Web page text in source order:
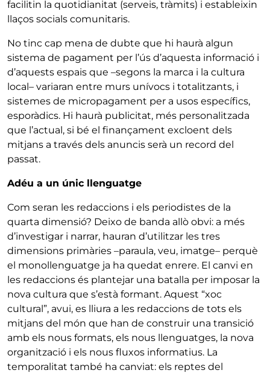
facilitin la quotidianitat (serveis, tràmits) i estableixin
llaços socials comunitaris.
No tinc cap mena de dubte que hi haurà algun
sistema de pagament per l’ús d’aquesta informació i
d’aquests espais que –segons la marca i la cultura
local– variaran entre murs unívocs i totalitzants, i
sistemes de micropagament per a usos específics,
esporàdics. Hi haurà publicitat, més personalitzada
que l’actual, si bé el finançament excloent dels
mitjans a través dels anuncis serà un record del
passat.
Adéu a un únic llenguatge
Com seran les redaccions i els periodistes de la
quarta dimensió? Deixo de banda allò obvi: a més
d’investigar i narrar, hauran d’utilitzar les tres
dimensions primàries –paraula, veu, imatge– perquè
el monollenguatge ja ha quedat enrere. El canvi en
les redaccions és plantejar una batalla per imposar la
nova cultura que s’està formant. Aquest “xoc
cultural”, avui, es lliura a les redaccions de tots els
mitjans del món que han de construir una transició
amb els nous formats, els nous llenguatges, la nova
organització i els nous fluxos informatius. La
temporalitat també ha canviat: els reptes del